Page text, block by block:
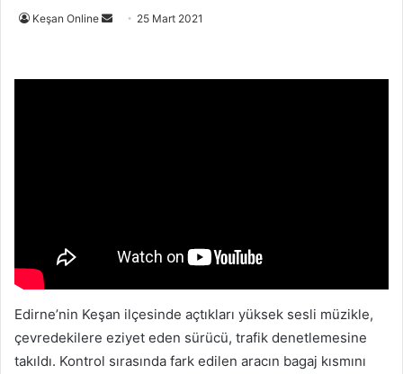
Keşan Online
Bir
göndermek
25 Mart 2021
Edirne’nin Keşan ilçesinde açtıkları yüksek sesli müzikle,
çevredekilere eziyet eden sürücü, trafik denetlemesine
takıldı. Kontrol sırasında fark edilen aracın bagaj kısmını